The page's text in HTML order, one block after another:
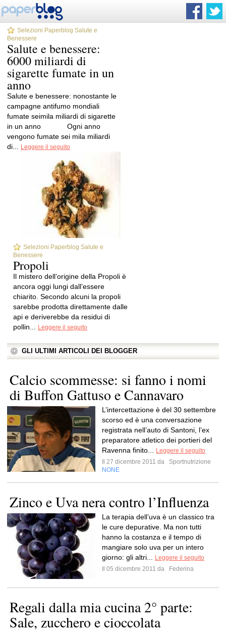
Selezioni Paperblog Salute e
Benessere
Salute e benessere:
6000 miliardi di
sigarette fumate in un
anno
Salute e benessere: nonostante le
campagne antifumo mondiali
fumate seimila miliardi di sigarette
in un anno Ogni anno
vengono fumate sei mila miliardi
di...
Leggere il seguito
Selezioni Paperblog Salute e
Benessere
Propoli
Il mistero dell’origine della Propoli è
ancora oggi lungi dall’essere
chiarito. Secondo alcuni la propoli
sarebbe prodotta direttamente dalle
api e deriverebbe da residui di
pollin...
Leggere il seguito
GLI ULTIMI ARTICOLI DEI BLOGGER
Calcio scommesse: si fanno i nomi
di Buffon Gattuso e Cannavaro
L’intercettazione è del 30 settembre
scorso ed è una conversazione
registrata nell’auto di Santoni, l’ex
preparatore atletico dei portieri del
Ravenna finito...
Leggere il seguito
Il 27 dicembre 2011 da
Sportnutrizione
NONE
Zinco e Uva nera contro l’Influenza
La terapia dell’uva è un classico tra
le cure depurative. Ma non tutti
hanno la costanza e il tempo di
mangiare solo uva per un intero
giorno: gli altri...
Leggere il seguito
Il 05 dicembre 2011 da
Federina
Regali dalla mia cucina 2° parte:
Sale, zucchero e cioccolata